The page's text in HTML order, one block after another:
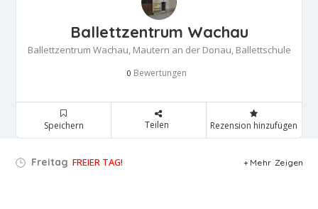
Ballettzentrum Wachau
Ballettzentrum Wachau, Mautern an der Donau, Ballettschule
0 Bewertungen
Speichern Teilen Rezension hinzufügen
Freitag FREIER TAG! Mehr Zeigen